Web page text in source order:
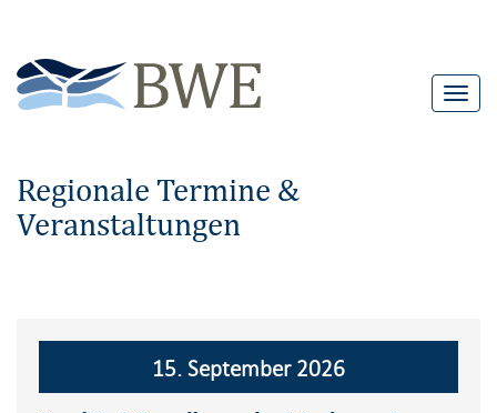
T
v
Regionale Termine &
Veranstaltungen
15. September 2026